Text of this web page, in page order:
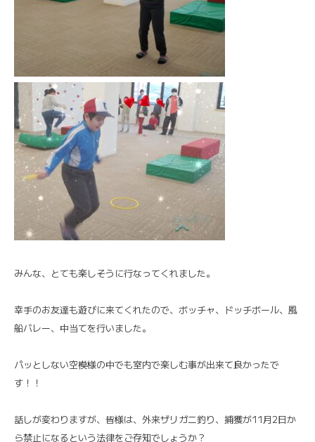
みんな、とても楽しそうに行なってくれました。
幸手のお友達も遊びに来てくれたので、ボッチャ、ドッチボール、風
船バレー、中当てを行いました。
パッとしない空模様の中でも室内で楽しむ事が出来て良かったで
す！！
話しが変わりますが、皆様は、外来ザリガニ釣り、捕獲が11月2日か
ら禁止になるという法律をご存知でしょうか？